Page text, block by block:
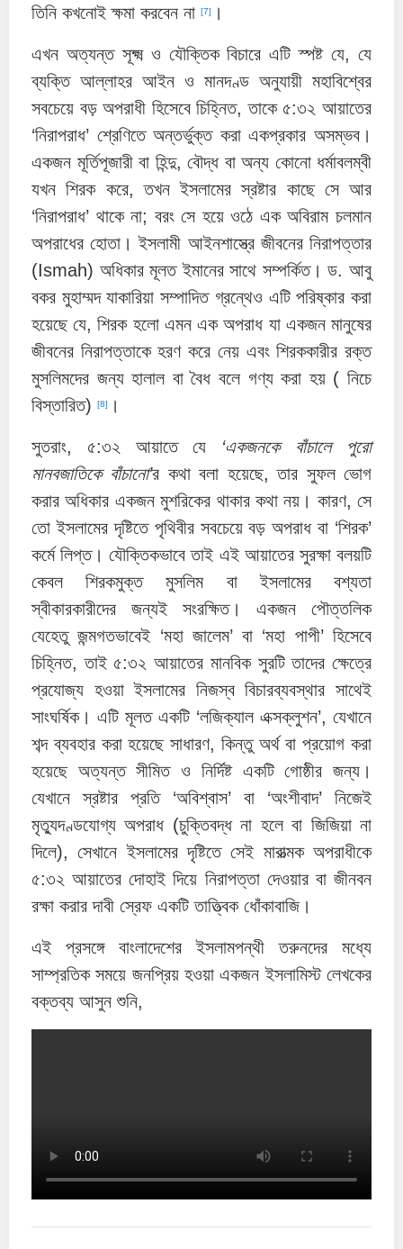
তিনি কখনোই ক্ষমা করবেন না [7] ।
এখন অত্যন্ত সূক্ষ্ম ও যৌক্তিক বিচারে এটি স্পষ্ট যে, যে
ব্যক্তি আল্লাহর আইন ও মানদণ্ড অনুযায়ী মহাবিশ্বের
সবচেয়ে বড় অপরাধী হিসেবে চিহ্নিত, তাকে ৫:৩২ আয়াতের
‘নিরাপরাধ’ শ্রেণিতে অন্তর্ভুক্ত করা একপ্রকার অসম্ভব।
একজন মূর্তিপূজারী বা হিন্দু, বৌদ্ধ বা অন্য কোনো ধর্মাবলম্বী
যখন শিরক করে, তখন ইসলামের স্রষ্টার কাছে সে আর
‘নিরাপরাধ’ থাকে না; বরং সে হয়ে ওঠে এক অবিরাম চলমান
অপরাধের হোতা। ইসলামী আইনশাস্ত্রে জীবনের নিরাপত্তার
(Ismah) অধিকার মূলত ইমানের সাথে সম্পর্কিত। ড. আবু
বকর মুহাম্মদ যাকারিয়া সম্পাদিত গ্রন্থেও এটি পরিষ্কার করা
হয়েছে যে, শিরক হলো এমন এক অপরাধ যা একজন মানুষের
জীবনের নিরাপত্তাকে হরণ করে নেয় এবং শিরককারীর রক্ত
মুসলিমদের জন্য হালাল বা বৈধ বলে গণ্য করা হয় ( নিচে
বিস্তারিত)
[8] ।
সুতরাং, ৫:৩২ আয়াতে যে ‘একজনকে বাঁচালে পুরো
মানবজাতিকে বাঁচানো’র কথা বলা হয়েছে, তার সুফল ভোগ
করার অধিকার একজন মুশরিকের থাকার কথা নয়। কারণ, সে
তো ইসলামের দৃষ্টিতে পৃথিবীর সবচেয়ে বড় অপরাধ বা ‘শিরক’
কর্মে লিপ্ত। যৌক্তিকভাবে তাই এই আয়াতের সুরক্ষা বলয়টি
কেবল শিরকমুক্ত মুসলিম বা ইসলামের বশ্যতা
স্বীকারকারীদের জন্যই সংরক্ষিত। একজন পৌত্তলিক
যেহেতু জন্মগতভাবেই ‘মহা জালেম’ বা ‘মহা পাপী’ হিসেবে
চিহ্নিত, তাই ৫:৩২ আয়াতের মানবিক সুরটি তাদের ক্ষেত্রে
প্রযোজ্য হওয়া ইসলামের নিজস্ব বিচারব্যবস্থার সাথেই
সাংঘর্ষিক। এটি মূলত একটি ‘লজিক্যাল এক্সক্লুশন’, যেখানে
শব্দ ব্যবহার করা হয়েছে সাধারণ, কিন্তু অর্থ বা প্রয়োগ করা
হয়েছে অত্যন্ত সীমিত ও নির্দিষ্ট একটি গোষ্ঠীর জন্য।
যেখানে স্রষ্টার প্রতি ‘অবিশ্বাস’ বা ‘অংশীবাদ’ নিজেই
মৃত্যুদণ্ডযোগ্য অপরাধ (চুক্তিবদ্ধ না হলে বা জিজিয়া না
দিলে), সেখানে ইসলামের দৃষ্টিতে সেই মারাত্মক অপরাধীকে
৫:৩২ আয়াতের দোহাই দিয়ে নিরাপত্তা দেওয়ার বা জীনবন
রক্ষা করার দাবী স্রেফ একটি তাত্ত্বিক ধোঁকাবাজি।
এই প্রসঙ্গে বাংলাদেশের ইসলামপন্থী তরুনদের মধ্যে
সাম্প্রতিক সময়ে জনপ্রিয় হওয়া একজন ইসলামিস্ট লেখকের
বক্তব্য আসুন শুনি,